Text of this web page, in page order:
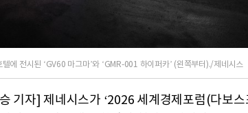
에 전시된 ‘GV60 마그마’와 ‘GMR-001 하이퍼카’ (왼쪽부터)./제네시스
기자] 제네시스가 ‘2026 세계경제포럼(다보스